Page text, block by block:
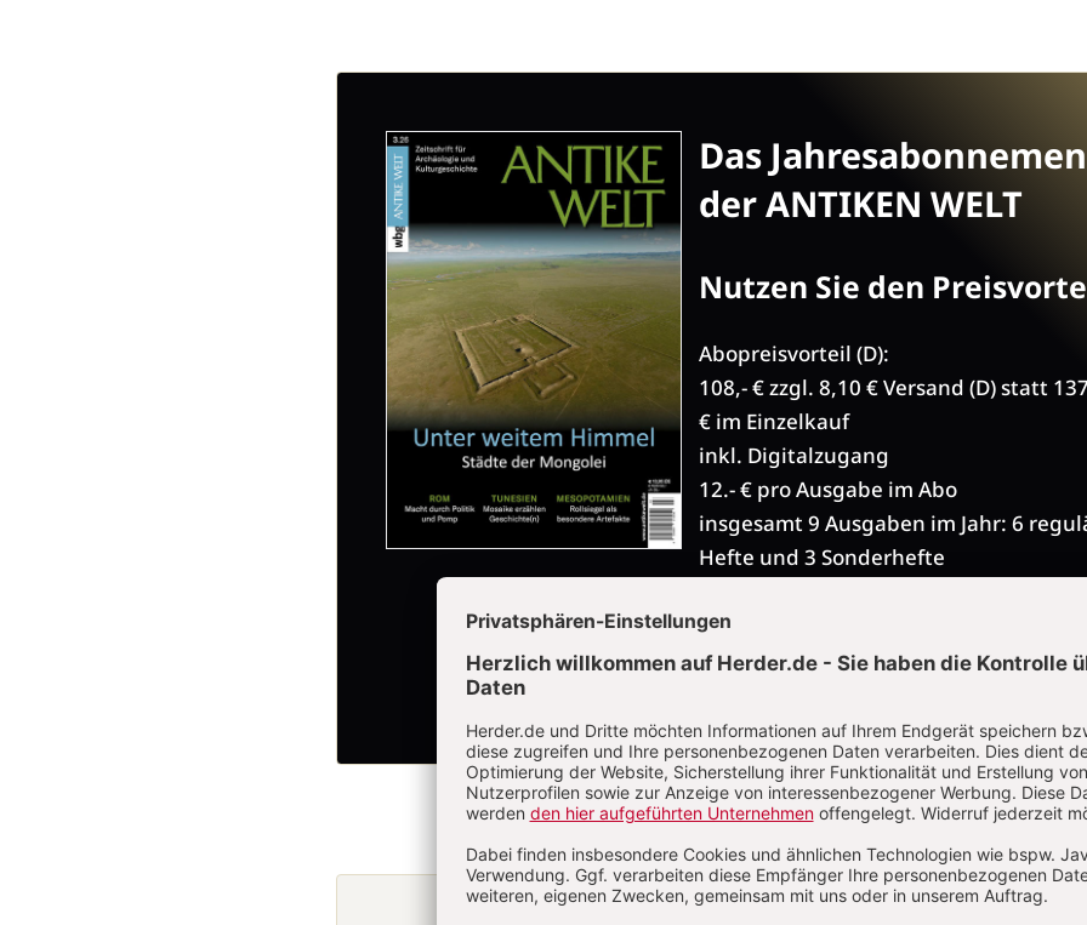
Das
der ANTIKEN WELT
Nutzen Sie den
Abopreisvorteil (D):
108,- € zzgl. 8,10 € Versand (D) statt
€ im Einzelkauf
inkl. Digitalzugang
12.- € pro Ausgabe im Abo
insgesamt 9 Ausgaben im Jahr: 6
Hefte und 3 Sonderhefte